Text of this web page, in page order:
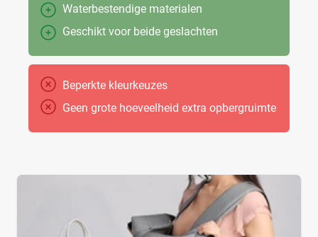
Waterbestendige materialen
Geschikt voor beide geslachten
Beperkte kleurkeuzes
Geen grote hoeveelheid extra opbergruimte